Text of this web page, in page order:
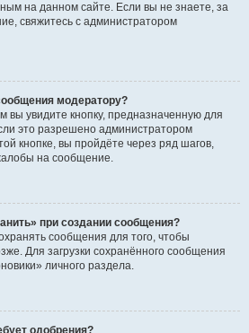
на данном сайте. Если вы не знаете, за
свяжитесь с администратором
модератору?
увидите кнопку, предназначенную для
это разрешено администратором
кнопке, вы пройдёте через ряд шагов,
на сообщение.
при создании сообщения?
сообщения для того, чтобы
Для загрузки сохранённого сообщения
личного раздела.
одобрения?